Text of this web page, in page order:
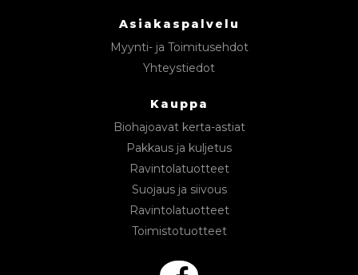
Asiakaspalvelu
Myynti- ja Toimitusehdot
Yhteystiedot
Kauppa
Biohajoavat kerta-astiat
Pakkaus ja kuljetus
Ravintolatuotteet
Suojaus ja siivous
Ravintolatuotteet
Toimistotuotteet